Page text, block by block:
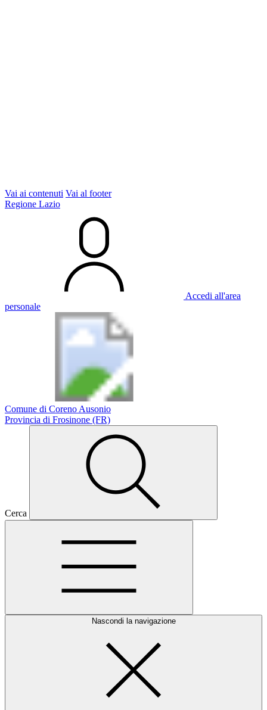
Vai ai contenuti Vai al footer
Regione Lazio
Accedi all'area
personale
Comune di Coreno Ausonio
Provincia di Frosinone (FR)
Cerca
Nascondi la navigazione